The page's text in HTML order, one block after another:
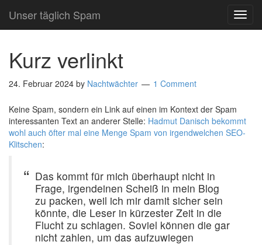
Unser täglich Spam
Kurz verlinkt
24. Februar 2024 by Nachtwächter 1 Comment
Keine Spam, sondern ein Link auf einen im Kontext der Spam
interessanten Text an anderer Stelle: Hadmut Danisch bekommt
wohl auch öfter mal eine Menge Spam von irgendwelchen SEO-
Klitschen:
Das kommt für mich überhaupt nicht in
Frage, irgendeinen Scheiß in mein Blog
zu packen, weil ich mir damit sicher sein
könnte, die Leser in kürzester Zeit in die
Flucht zu schlagen. Soviel können die gar
nicht zahlen, um das aufzuwiegen